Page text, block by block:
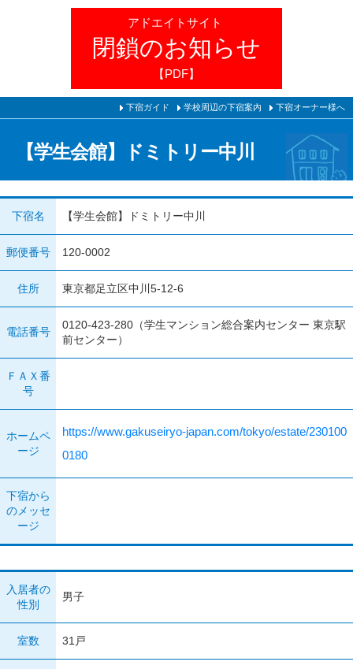
アドエイトサイト
閉鎖のお知らせ
【PDF】
下宿ガイド 学校周辺の下宿案内 下宿オーナー様へ
【学生会館】ドミトリー中川
下宿名 【学生会館】ドミトリー中川
郵便番号 120-0002
住所 東京都足立区中川5-12-6
電話番号
0120-423-280（学生マンション総合案内センター 東京駅
前センター）
ＦＡＸ番
号
ホームペ
ージ
https://www.gakuseiryo-japan.com/tokyo/estate/230100
0180
下宿から
のメッセ
ージ
入居者の
性別
男子
室数 31戸